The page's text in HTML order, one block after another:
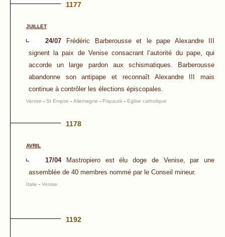
1177
JUILLET
24/07
Frédéric Barberousse et le pape Alexandre III
signent la paix de Venise consacrant l’autorité du pape, qui
accorde un large pardon aux schismatiques. Barberousse
abandonne son antipape et reconnaît Alexandre III mais
continue à contrôler les élections épiscopales.
Venise - St Empire - Allemagne - Papauté - Eglise catholique
1178
AVRIL
17/04
Mastropiero est élu doge de Venise, par une
assemblée de 40 membres nommé par le Conseil mineur.
Italie - Venise
1192